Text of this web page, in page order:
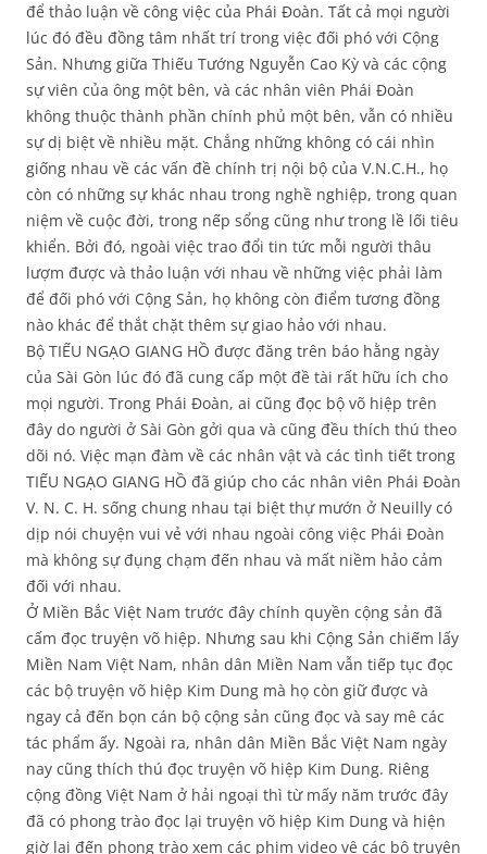
để thảo luận về công việc của Phái Đoàn. Tất cả mọi người
lúc đó đều đồng tâm nhất trí trong việc đối phó với Cộng
Sản. Nhưng giữa Thiếu Tướng Nguyễn Cao Kỳ và các cộng
sự viên của ông một bên, và các nhân viên Phái Đoàn
không thuộc thành phần chính phủ một bên, vẫn có nhiều
sự dị biệt về nhiều mặt. Chẳng những không có cái nhìn
giống nhau về các vấn đề chính trị nội bộ của V.N.C.H., họ
còn có những sự khác nhau trong nghề nghiệp, trong quan
niệm về cuộc đời, trong nếp sổng cũng như trong lề lối tiêu
khiển. Bởi đó, ngoài việc trao đổi tin tức mỗi người thâu
lượm được và thảo luận với nhau về những việc phải làm
để đối phó với Cộng Sản, họ không còn điểm tương đồng
nào khác để thắt chặt thêm sự giao hảo với nhau.
Bộ TIẾU NGẠO GIANG HỒ được đăng trên báo hằng ngày
của Sài Gòn lúc đó đã cung cấp một đề tài rất hữu ích cho
mọi người. Trong Phái Đoàn, ai cũng đọc bộ võ hiệp trên
đây do người ở Sài Gòn gởi qua và cũng đều thích thú theo
dõi nó. Việc mạn đàm về các nhân vật và các tình tiết trong
TIẾU NGẠO GIANG HỒ đã giúp cho các nhân viên Phái Đoàn
V. N. C. H. sống chung nhau tại biệt thự mướn ở Neuilly có
dịp nói chuyện vui vẻ với nhau ngoài công việc Phái Đoàn
mà không sự đụng chạm đến nhau và mất niềm hảo cảm
đối với nhau.
Ở Miền Bắc Việt Nam trước đây chính quyền cộng sản đã
cấm đọc truyện võ hiệp. Nhưng sau khi Cộng Sản chiếm lấy
Miền Nam Việt Nam, nhân dân Miền Nam vẫn tiếp tục đọc
các bộ truyện võ hiệp Kim Dung mà họ còn giữ được và
ngay cả đến bọn cán bộ cộng sản cũng đọc và say mê các
tác phẩm ấy. Ngoài ra, nhân dân Miền Bắc Việt Nam ngày
nay cũng thích thú đọc truyện võ hiệp Kim Dung. Riêng
cộng đồng Việt Nam ở hải ngoại thì từ mấy năm trước đây
đã có phong trào đọc lại truyện võ hiệp Kim Dung và hiện
giờ lại đến phong trào xem các phim video vê các bộ truyện